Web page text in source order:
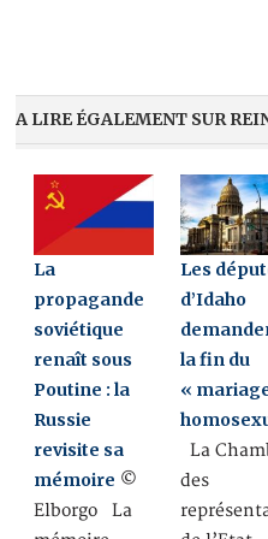
A LIRE ÉGALEMENT SUR
La
propagande
soviétique
renaît sous
Poutine : la
Russie
revisite sa
mémoire ©
Elborgo La
Les
d’Idaho
la fin du
«
La
des